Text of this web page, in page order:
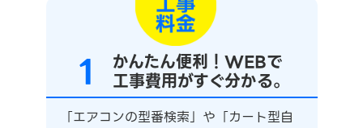
1 かんたん便利！WEBで
工事費用がすぐ分かる。
「エアコンの型番検索」や「カート型自